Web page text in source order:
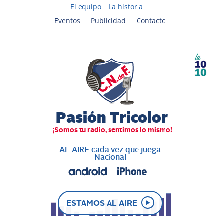
El equipo
La historia
Eventos
Publicidad Contacto
AL AIRE cada vez que juega
Nacional
ESTAMOS AL AIRE